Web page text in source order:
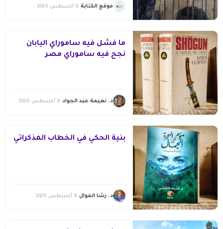
موقع الكتابة 9 أغسطس 2026
ما فشل فيه ساموراي اليابان
نجح فيه ساموراي مصر
د. نعيمة عبد الجواد 9 أغسطس 2026
بنية الحكي في الخطاب المذكراتي
د. رشا الفوال 9 أغسطس 2026